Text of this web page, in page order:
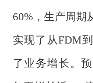
60%，生产周期
实现了从FDM
了业务增长。